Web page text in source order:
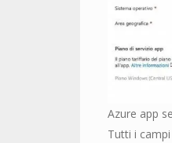
Azure app
Tutti i